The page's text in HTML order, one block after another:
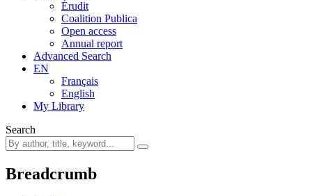
Érudit
Coalition Publica
Open access
Annual report
Advanced Search
EN
Français
English
My Library
Search
Breadcrumb